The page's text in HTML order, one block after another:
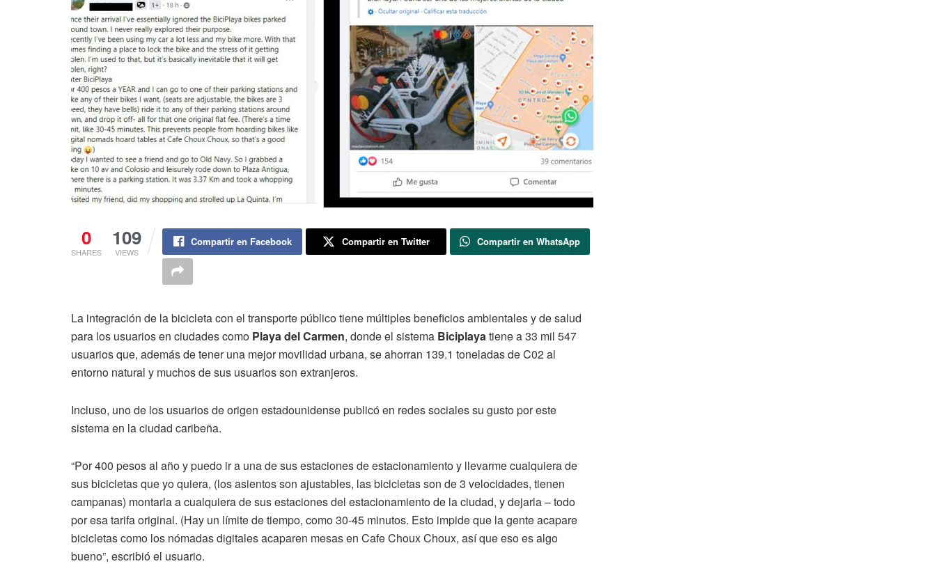
0
SHARES
109
VIEWS
Compartir en Facebook Compartir en Twitter Compartir en WhatsApp
La integración de la bicicleta con el transporte público tiene múltiples beneficios ambientales y de salud
para los usuarios en ciudades como Playa del Carmen, donde el sistema Biciplayatiene a 33 mil 547
usuarios que, además de tener una mejor movilidad urbana, se ahorran 139.1 toneladas de C02 al
entorno natural y muchos de sus usuarios son extranjeros.
Incluso, uno de los usuarios de origen estadounidense publicó en redes sociales su gusto por este
sistema en la ciudad caribeña.
“Por 400 pesos al año y puedo ir a una de sus estaciones de estacionamiento y llevarme cualquiera de
sus bicicletas que yo quiera, (los asientos son ajustables, las bicicletas son de 3 velocidades, tienen
campanas) montarla a cualquiera de sus estaciones del estacionamiento de la ciudad, y dejarla – todo
por esa tarifa original. (Hay un límite de tiempo, como 30-45 minutos. Esto impide que la gente acapare
bicicletas como los nómadas digitales acaparen mesas en Cafe Choux Choux, así que eso es algo
bueno”, escribió el usuario.